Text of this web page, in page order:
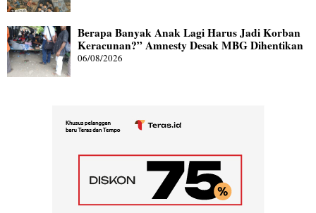
Berapa Banyak Anak Lagi Harus Jadi Korban
Keracunan?” Amnesty Desak MBG Dihentikan
06/08/2026